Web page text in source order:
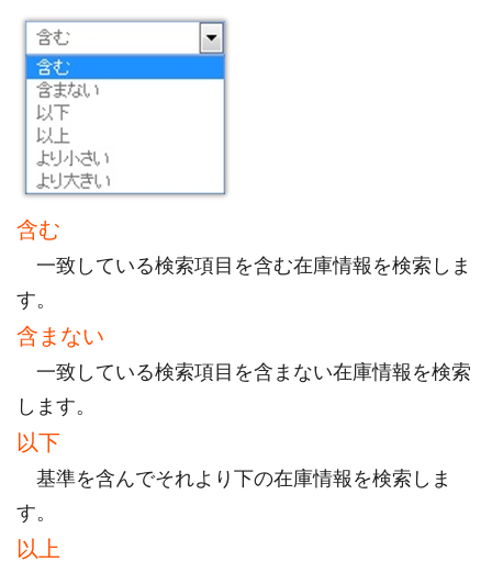
含む
一致している検索項目を含む在庫情報を検索しま
す。
含まない
一致している検索項目を含まない在庫情報を検索
します。
以下
基準を含んでそれより下の在庫情報を検索しま
す。
以上